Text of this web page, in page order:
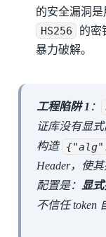
的安全漏洞是
HS256
的密
暴力破解。
工程陷阱 1 ：
证库没有显
构造
Header，使
配置是： 显
不信任 token